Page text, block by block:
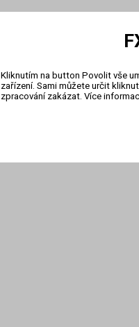
Kliknutím na button Povolit vše
zařízení. Sami můžete určit
zpracování zakázat. Více